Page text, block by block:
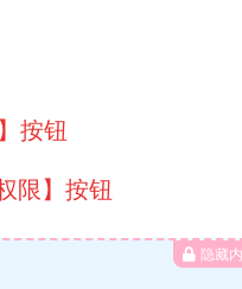
按钮
限】按钮
隐藏